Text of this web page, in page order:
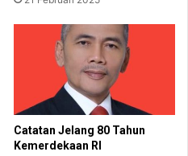
Catatan Jelang 80 Tahun
Kemerdekaan RI